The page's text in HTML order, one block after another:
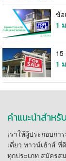
ข้อ
1
1
คำแนะนำสำหรั
เราให้ผู้ประกอบก
เดี่ยว ทาวน์เฮ้าส์
ทุกประเภท สมัครส